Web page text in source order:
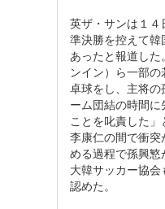
英ザ・サンは１
準決勝を控えて
あったと報道し
ンイン）ら一部
卓球をし、主将
ーム団結の時間
ことを叱責した
李康仁の間で衝
める過程で孫興慜
大韓サッカー協
認めた。